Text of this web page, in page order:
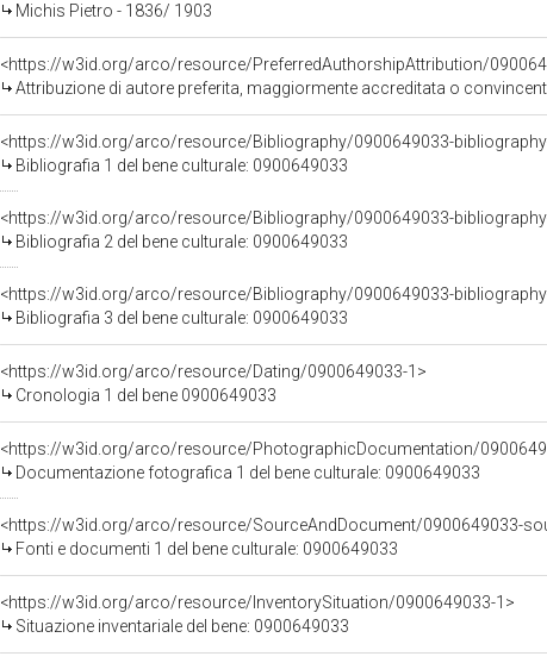
Michis Pietro - 1836/ 1903
<https://w3id.org/arco/resource/PreferredAuthorshipAttribution/
Attribuzione di autore preferita, maggiormente accreditata o
<https://w3id.org/arco/resource/Bibliography/0900649033-
Bibliografia 1 del bene culturale: 0900649033
<https://w3id.org/arco/resource/Bibliography/0900649033-
Bibliografia 2 del bene culturale: 0900649033
<https://w3id.org/arco/resource/Bibliography/0900649033-
Bibliografia 3 del bene culturale: 0900649033
<https://w3id.org/arco/resource/Dating/0900649033-1>
Cronologia 1 del bene 0900649033
<https://w3id.org/arco/resource/PhotographicDocumentation/
Documentazione fotografica 1 del bene culturale: 0900649033
<https://w3id.org/arco/resource/SourceAndDocument/0900649033-
Fonti e documenti 1 del bene culturale: 0900649033
<https://w3id.org/arco/resource/InventorySituation/0900649033-1>
Situazione inventariale del bene: 0900649033